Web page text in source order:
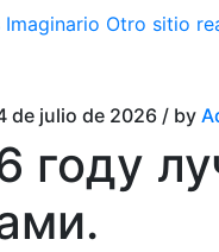
Imaginario Otro sitio
de julio de 2026 / by
году